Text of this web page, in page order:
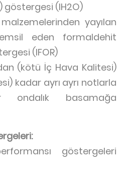
göstergesi (IH2O)
yayılan
eden formaldehit
(IFOR)
(kötü İç Hava Kalitesi)
kadar ayrı ayrı notlarla
basamağa
göstergeleri